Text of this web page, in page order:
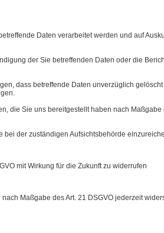
Daten verarbeitet werden und auf
der Sie betreffenden Daten oder die
dass betreffende Daten unverzüglich
die Sie uns bereitgestellt haben nach
bei der zuständigen Aufsichtsbehörde
mit Wirkung für die Zukunft zu widerrufen
Maßgabe des Art. 21 DSGVO jederzeit